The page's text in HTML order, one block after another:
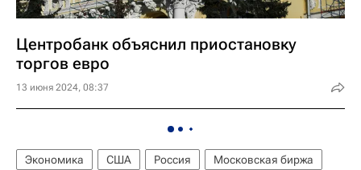
Центробанк объяснил приостановку
торгов евро
13 июня 2024, 08:37
Экономика США Россия
Московская биржа